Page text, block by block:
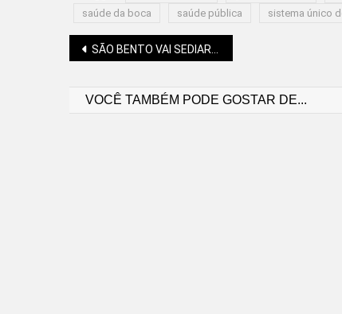
saúde da boca
saúde pública sistema único
Navegação
SÃO BENTO VAI SEDIAR A 13ª EDIÇÃO DOS JASTI
VOCÊ TAMBÉM PODE GOSTAR DE...